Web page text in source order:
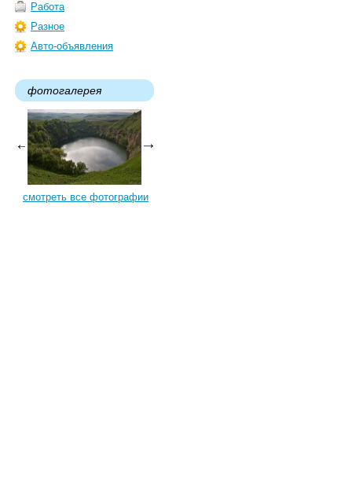
Работа
Разное
Авто-объявления
фотогалерея
смотреть все фотографии